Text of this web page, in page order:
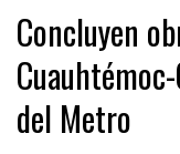
Concluyen
del Metro